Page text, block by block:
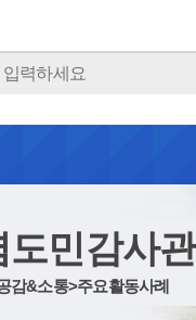
도민감사관
감&소통>주요활동사례